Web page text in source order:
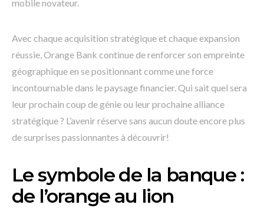
mobile novateur.
Avec chaque acquisition stratégique et chaque expansion
réussie, Orange Bank continue de renforcer son empreinte
géographique en se positionnant comme une force
incontournable dans le paysage financier. Qui sait quel sera
leur prochain coup de génie ou leur prochaine alliance
stratégique ? L’avenir réserve sans aucun doute encore plus
de surprises passionnantes à découvrir!
Le symbole de la banque :
de l’orange au lion